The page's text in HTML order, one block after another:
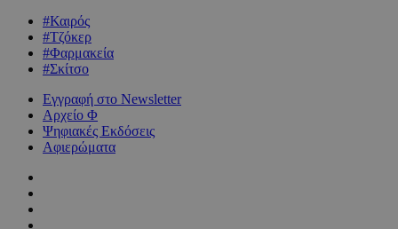
#Καιρός
#Τζόκερ
#Φαρμακεία
#Σκίτσο
Εγγραφή στο Newsletter
Αρχείο Φ
Ψηφιακές Εκδόσεις
Αφιερώματα